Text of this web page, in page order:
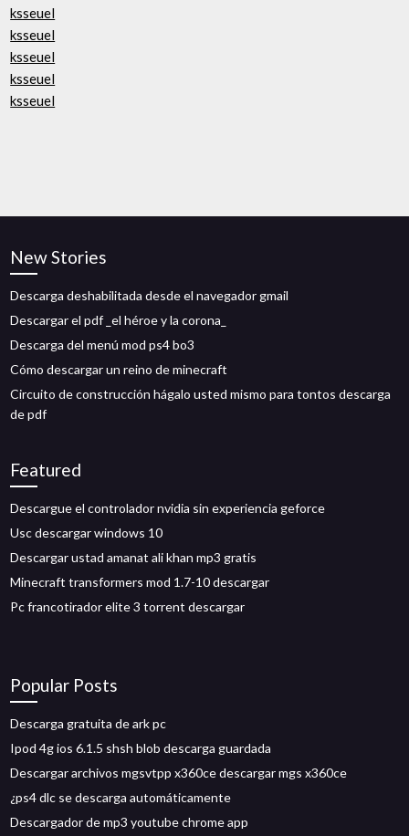
ksseuel
ksseuel
ksseuel
ksseuel
ksseuel
New Stories
Descarga deshabilitada desde el navegador gmail
Descargar el pdf _el héroe y la corona_
Descarga del menú mod ps4 bo3
Cómo descargar un reino de minecraft
Circuito de construcción hágalo usted mismo para tontos descarga
de pdf
Featured
Descargue el controlador nvidia sin experiencia geforce
Usc descargar windows 10
Descargar ustad amanat ali khan mp3 gratis
Minecraft transformers mod 1.7-10 descargar
Pc francotirador elite 3 torrent descargar
Popular Posts
Descarga gratuita de ark pc
Ipod 4g ios 6.1.5 shsh blob descarga guardada
Descargar archivos mgsvtpp x360ce descargar mgs x360ce
¿ps4 dlc se descarga automáticamente
Descargador de mp3 youtube chrome app